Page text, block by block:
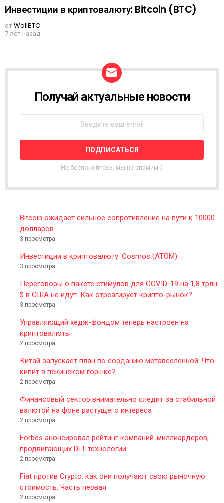
Инвестиции в криптовалюту: Bitcoin (BTC)
отWallBTC
7 лет назад
W
L
T
R
Получай актуальные новости
Не беспокойтесь, мы не спамим;)
Bitcoin ожидает сильное сопротивление на пути к 10000
долларов
3 просмотра
Инвестиции в криптовалюту: Cosmos (ATOM)
3 просмотра
Переговоры о пакете стимулов для COVID-19 на 1,8 трлн
$ в США не идут. Как отреагирует крипто-рынок?
3 просмотра
Управляющий хедж-фондом теперь настроен на
криптовалюты
2 просмотра
Китай запускает план по созданию метавселенной. Что
кипит в пекинском горшке?
2 просмотра
Финансовый сектор внимательно следит за стабильной
валютой на фоне растущего интереса
2 просмотра
Forbes анонсировал рейтинг компаний-миллиардеров,
продвигающих DLT-технологии
2 просмотра
Fiat против Crypto: как они получают свою рыночную
стоимость. Часть первая
2 просмотра